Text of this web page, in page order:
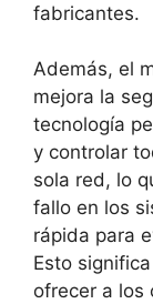
fabricantes.
Además, el
mejora la
tecnología
y controlar
sola red, lo
fallo en los
rápida para
Esto
ofrecer a los